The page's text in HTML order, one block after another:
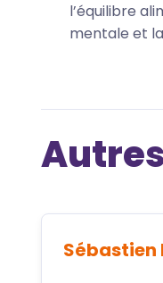
l’équilibre
mentale et
Sébastien